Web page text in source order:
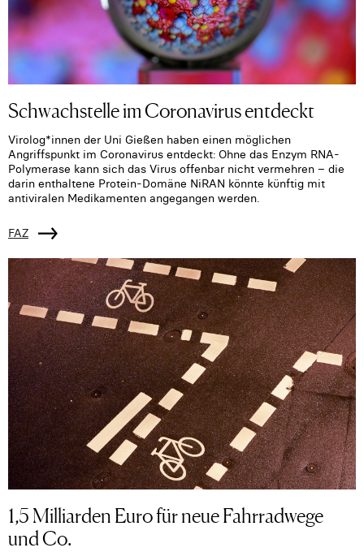
Schwachstelle im Coronavirus entdeckt
Virolog*innen der Uni Gießen haben einen möglichen
Angriffspunkt im Coronavirus entdeckt: Ohne das Enzym RNA-
Polymerase kann sich das Virus offenbar nicht vermehren – die
darin enthaltene Protein-Domäne NiRAN könnte künftig mit
antiviralen Medikamenten angegangen werden.
FAZ
1,5 Milliarden Euro für neue Fahrradwege
und Co.